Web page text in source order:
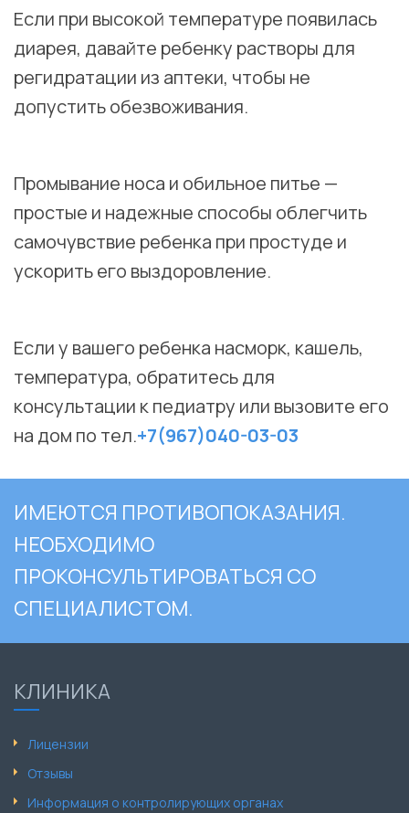
Если при высокой температуре появилась
диарея, давайте ребенку растворы для
регидратации из аптеки, чтобы не
допустить обезвоживания.
Промывание носа и обильное питье —
простые и надежные способы облегчить
самочувствие ребенка при простуде и
ускорить его выздоровление.
Если у вашего ребенка насморк, кашель,
температура, обратитесь для
консультации к педиатру или вызовите его
на дом по тел.+7(967)040-03-03
ИМЕЮТСЯ ПРОТИВОПОКАЗАНИЯ.
НЕОБХОДИМО
ПРОКОНСУЛЬТИРОВАТЬСЯ СО
СПЕЦИАЛИСТОМ.
КЛИНИКА
Лицензии
Отзывы
Информация о контролирующих органах